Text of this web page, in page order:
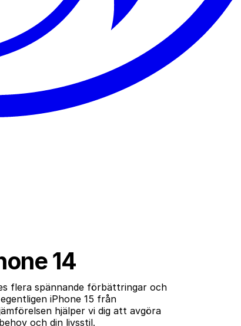
14
flera spännande förbättringar och
iPhone 15 från
hjälper vi dig att avgöra
och din livsstil.